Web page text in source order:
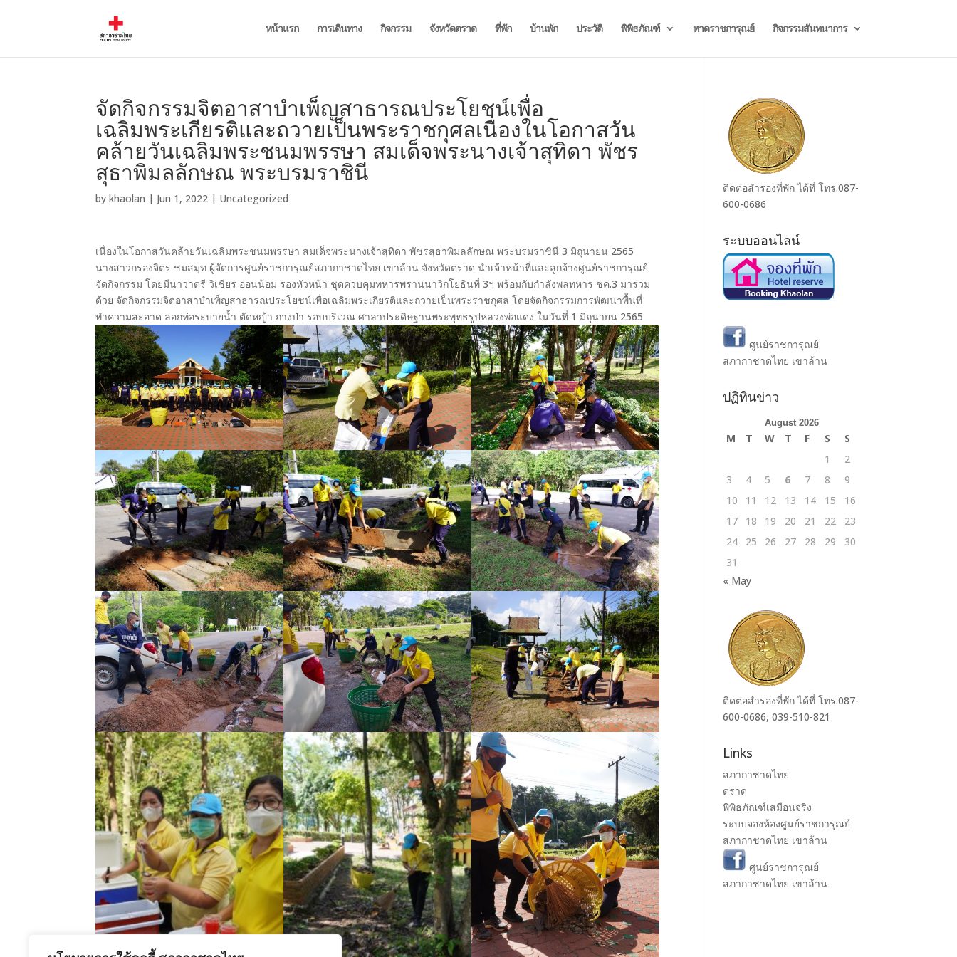
หน้าแรก การเดินทาง กิจกรรม จังหวัดตราด ที่พัก บ้านพัก ประวัติ พิพิธภัณฑ์ หาดราชการุณย์ กิจกรรมสันทนาการ
จัดกิจกรรมจิตอาสาบำเพ็ญสาธารณประโยชน์เพื่อ
เฉลิมพระเกียรติและถวายเป็นพระราชกุศลเนื่องในโอกาสวัน
คล้ายวันเฉลิมพระชนมพรรษา สมเด็จพระนางเจ้าสุทิดา พัชร
สุธาพิมลลักษณ พระบรมราชินี
bykhaolan | Jun 1, 2022 | Uncategorized
เนื่องในโอกาสวันคล้ายวันเฉลิมพระชนมพรรษา สมเด็จพระนางเจ้าสุทิดา พัชรสุธาพิมลลักษณ พระบรมราชินี 3 มิถุนายน 2565
นางสาวกรองจิตร ชมสมุท ผู้จัดการศูนย์ราชการุณย์สภากาชาดไทย เขาล้าน จังหวัดตราด นำเจ้าหน้าที่และลูกจ้างศูนย์ราชการุณย์
จัดกิจกรรม โดยมีนาวาตรี วิเชียร อ่อนน้อม รองหัวหน้า ชุดควบคุมทหารพรานนาวิกโยธินที่ 3ฯ พร้อมกับกำลังพลทหาร ชค.3 มาร่วม
ด้วย จัดกิจกรรมจิตอาสาบำเพ็ญสาธารณประโยชน์เพื่อเฉลิมพระเกียรติและถวายเป็นพระราชกุศล โดยจัดกิจกรรมการพัฒนาพื้นที่
ทำความสะอาด ลอกท่อระบายน้ำ ตัดหญ้า ถางป่า รอบบริเวณ ศาลาประดิษฐานพระพุทธรูปหลวงพ่อแดง ในวันที่ 1 มิถุนายน 2565
ติดต่อสำรองที่พัก ได้ที่ โทร.087-
600-0686
ระบบออนไลน์
ศูนย์ราชการุณย์
สภากาชาดไทย เขาล้าน
ปฏิทินข่าว
August 2026
M T W T F S
S
1
2
3
4 5 6 7 8
9
10
11 12 13 14 15
16
17
18 19 20 21 22
23
24
25 26 27 28 29
30
31
« May
ติดต่อสำรองที่พัก ได้ที่ โทร.087-
600-0686, 039-510-821
Links
สภากาชาดไทย
ตราด
พิพิธภัณฑ์เสมือนจริง
ระบบจองห้องศูนย์ราชการุณย์
สภากาชาดไทย เขาล้าน
ศูนย์ราชการุณย์
สภากาชาดไทย เขาล้าน